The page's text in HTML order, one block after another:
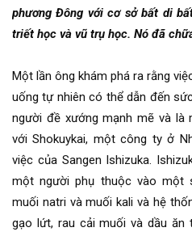
phương Đông với cơ sở bất di
triết học và vũ trụ học. Nó đã
Một lần ông khám phá ra rằng
uống tự nhiên có thể dẫn đến
người đề xướng mạnh mẽ và
với Shokuykai, một công ty ở
việc của Sangen Ishizuka.
một người phụ thuộc vào một
muối natri và muối kali và hệ
gạo lứt, rau cải muối và dầu